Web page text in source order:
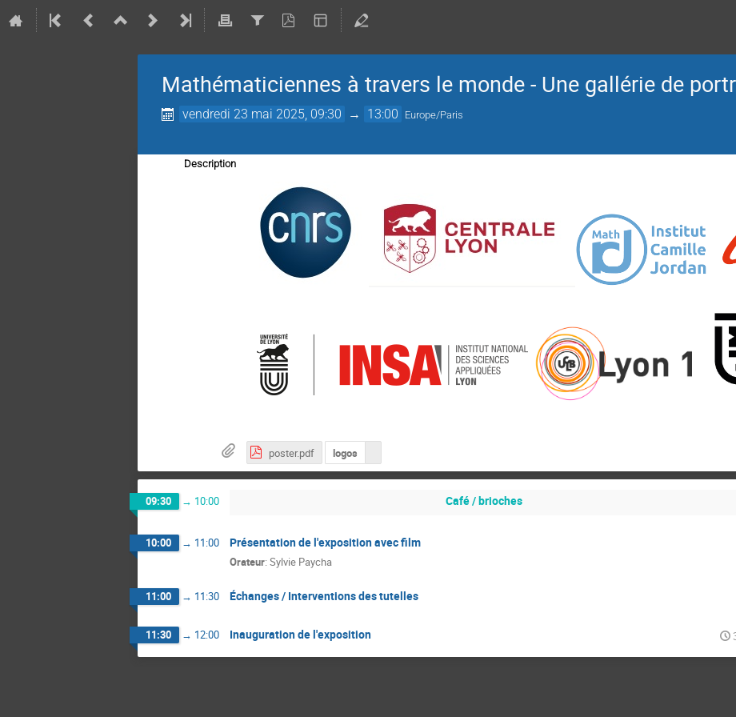
Mathématiciennes à travers le monde - Une gallérie de
vendredi 23 mai 2025, 09:30 → 13:00 Europe/Paris
Description
poster.pdf logos
09:30 → 10:00 Café / brioches
10:00 → 11:00 Présentation de l'exposition avec film
Orateur: Sylvie Paycha
11:00 → 11:30 Échanges / Interventions des tutelles
11:30 → 12:00 Inauguration de l'exposition